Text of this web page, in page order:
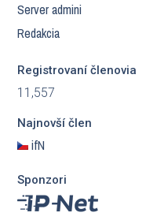
Server admini
Redakcia
Registrovaní členovia
11,557
Najnovší člen
ifN
Sponzori